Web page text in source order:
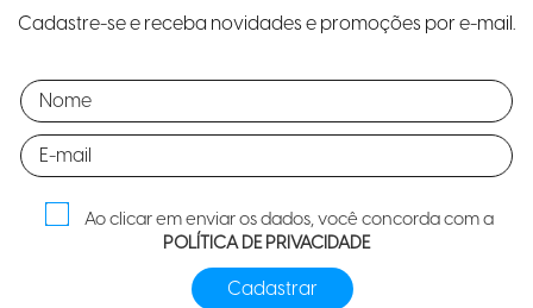
Cadastre-se e receba novidades e promoções por e-mail.
Ao clicar em enviar os dados, você concorda com a
POLÍTICA DE PRIVACIDADE